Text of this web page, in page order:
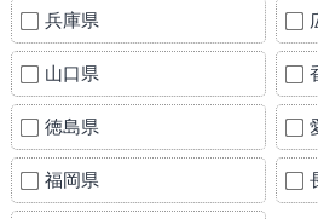
兵庫県
山口県
徳島県
福岡県